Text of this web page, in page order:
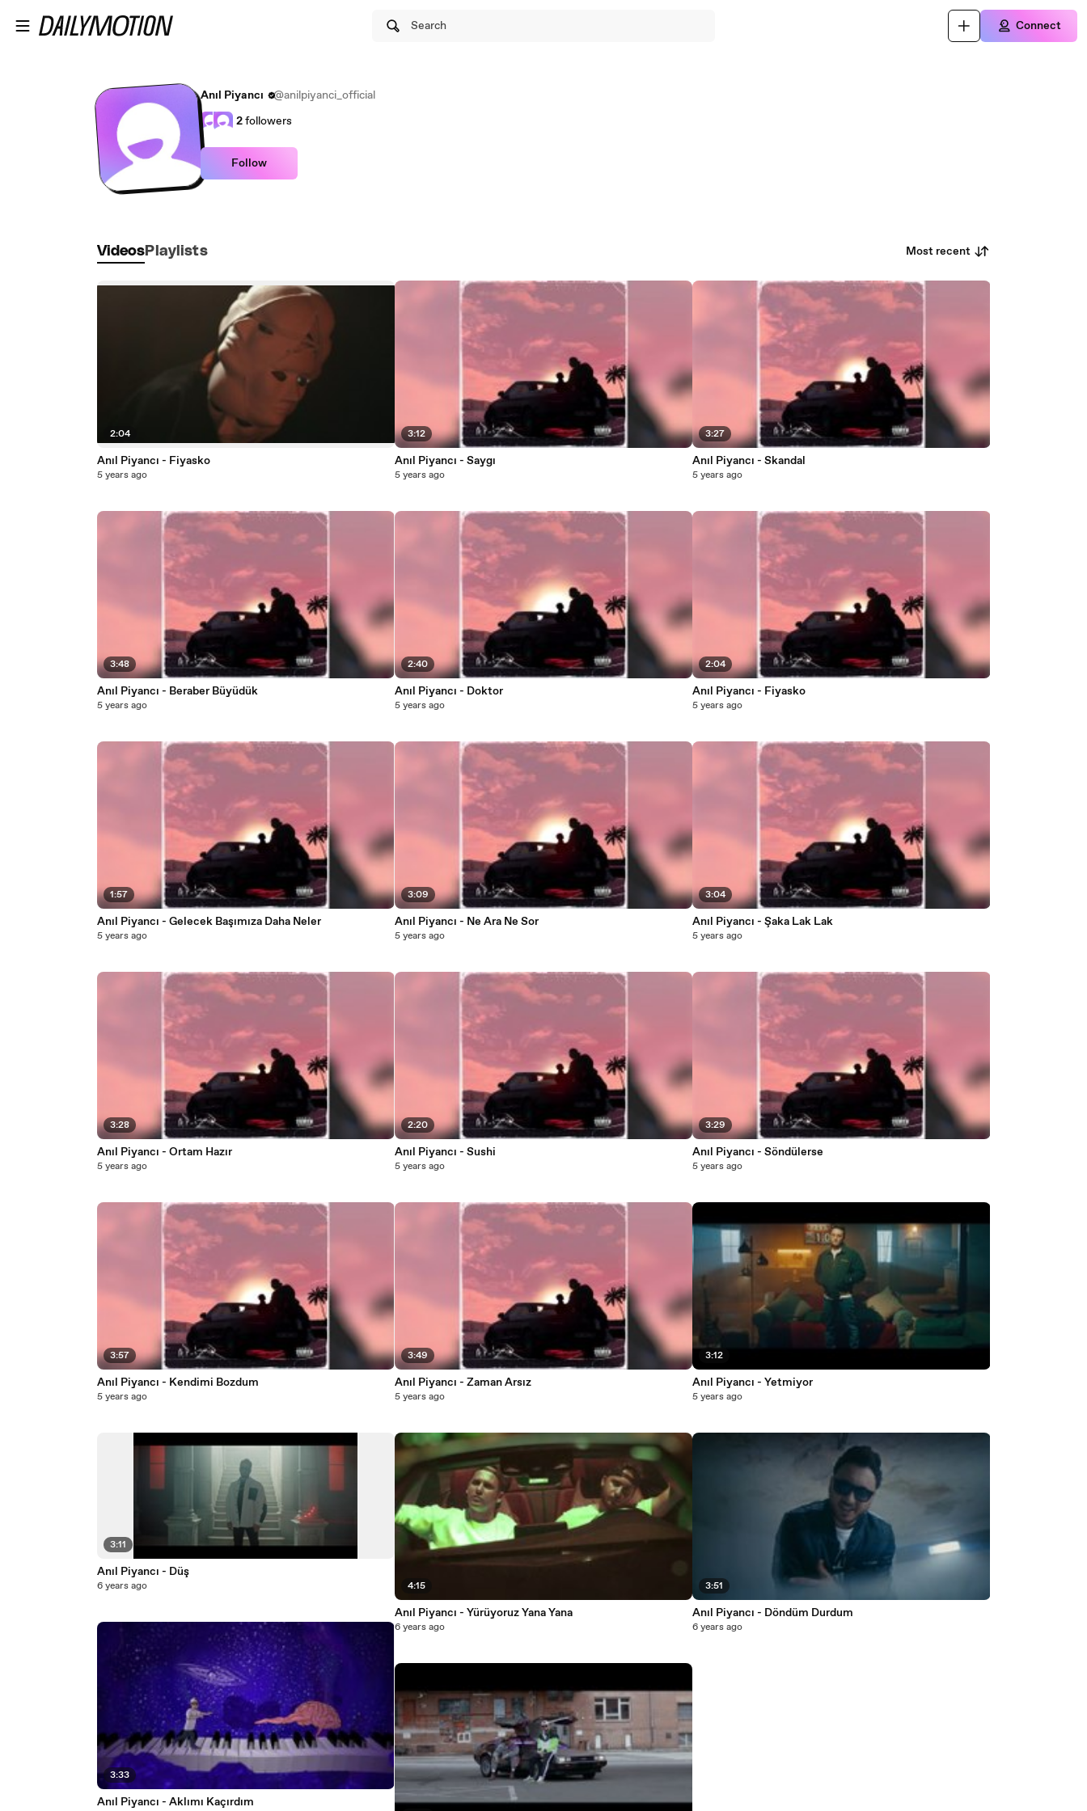
Search Connect
Anıl Piyancı
@anilpiyanci_official
2followers
Follow
Videos Playlists Most recent
2:04
Anıl Piyancı - Fiyasko
5 years ago
3:48
Anıl Piyancı - Beraber Büyüdük
5 years ago
1:57
Anıl Piyancı - Gelecek Başımıza Daha Neler
5 years ago
3:28
Anıl Piyancı - Ortam Hazır
5 years ago
3:57
Anıl Piyancı - Kendimi Bozdum
5 years ago
3:11
Anıl Piyancı - Düş
6 years ago
3:33
Anıl Piyancı - Aklımı Kaçırdım
3:12
Anıl Piyancı - Saygı
5 years ago
2:40
Anıl Piyancı - Doktor
5 years ago
3:09
Anıl Piyancı - Ne Ara Ne Sor
5 years ago
2:20
Anıl Piyancı - Sushi
5 years ago
3:49
Anıl Piyancı - Zaman Arsız
5 years ago
4:15
Anıl Piyancı - Yürüyoruz Yana Yana
6 years ago
3:27
Anıl Piyancı - Skandal
5 years ago
2:04
Anıl Piyancı - Fiyasko
5 years ago
3:04
Anıl Piyancı - Şaka Lak Lak
5 years ago
3:29
Anıl Piyancı - Söndülerse
5 years ago
3:12
Anıl Piyancı - Yetmiyor
5 years ago
3:51
Anıl Piyancı - Döndüm Durdum
6 years ago